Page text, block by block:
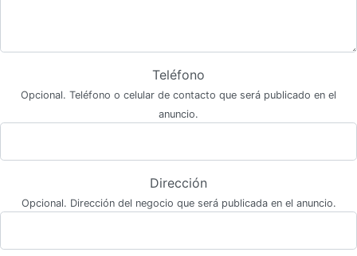
Teléfono
Opcional. Teléfono o celular de contacto que será publicado en el
anuncio.
Dirección
Opcional. Dirección del negocio que será publicada en el anuncio.